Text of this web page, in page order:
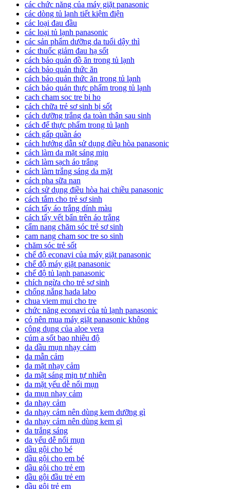
các chức năng của máy giặt panasonic
các dòng tủ lạnh tiết kiệm điện
các loại đau đầu
các loại tủ lạnh panasonic
các sản phẩm dưỡng da tuổi dậy thì
các thuốc giảm đau hạ sốt
cách bảo quản đồ ăn trong tủ lạnh
cách bảo quản thức ăn
cách bảo quản thức ăn trong tủ lạnh
cách bảo quản thực phẩm trong tủ lạnh
cach cham soc tre bi ho
cách chữa trẻ sơ sinh bị sốt
cách dưỡng trắng da toàn thân sau sinh
cách để thực phẩm trong tủ lạnh
cách gấp quần áo
cách hướng dẫn sử dụng điều hòa panasonic
cách làm da mặt sáng mịn
cách làm sạch áo trắng
cách làm trắng sáng da mặt
cách pha sữa nan
cách sử dụng điều hòa hai chiều panasonic
cách tắm cho trẻ sơ sinh
cách tẩy áo trắng dính màu
cách tẩy vết bẩn trên áo trắng
cẩm nang chăm sóc trẻ sơ sinh
cam nang cham soc tre so sinh
chăm sóc trẻ sốt
chế độ econavi của máy giặt panasonic
chế độ máy giặt panasonic
chế độ tủ lạnh panasonic
chích ngừa cho trẻ sơ sinh
chống nắng hada labo
chua viem mui cho tre
chức năng econavi của tủ lạnh panasonic
có nên mua máy giặt panasonic không
công dụng của aloe vera
cúm a sốt bao nhiêu độ
da dầu mụn nhạy cảm
da mẫn cảm
da mặt nhạy cảm
da mặt sáng mịn tự nhiên
da mặt yếu dễ nổi mụn
da mụn nhạy cảm
da nhạy cảm
da nhạy cảm nên dùng kem dưỡng gì
da nhạy cảm nên dùng kem gì
da trắng sáng
da yếu dễ nổi mụn
dầu gội cho bé
dầu gội cho em bé
dầu gội cho trẻ em
dầu gội đầu trẻ em
dầu gội trẻ em